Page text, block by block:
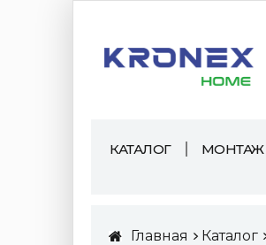
КАТАЛОГ МОНТАЖ
Главная Каталог